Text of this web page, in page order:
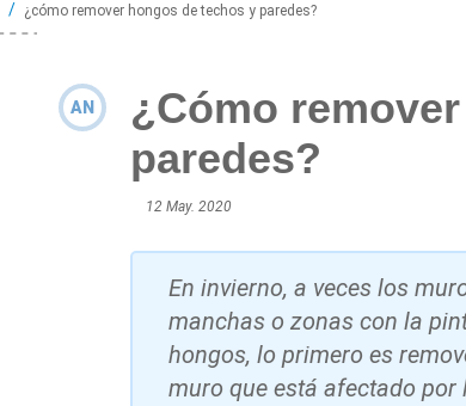
¿cómo remover hongos de techos y paredes?
AN
¿Cómo
paredes?
12 May. 2020
En invierno, a veces los
manchas o zonas con la
hongos, lo primero es
muro que está afectado